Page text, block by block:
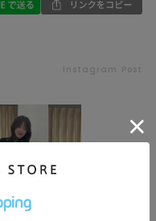
Instagram Post